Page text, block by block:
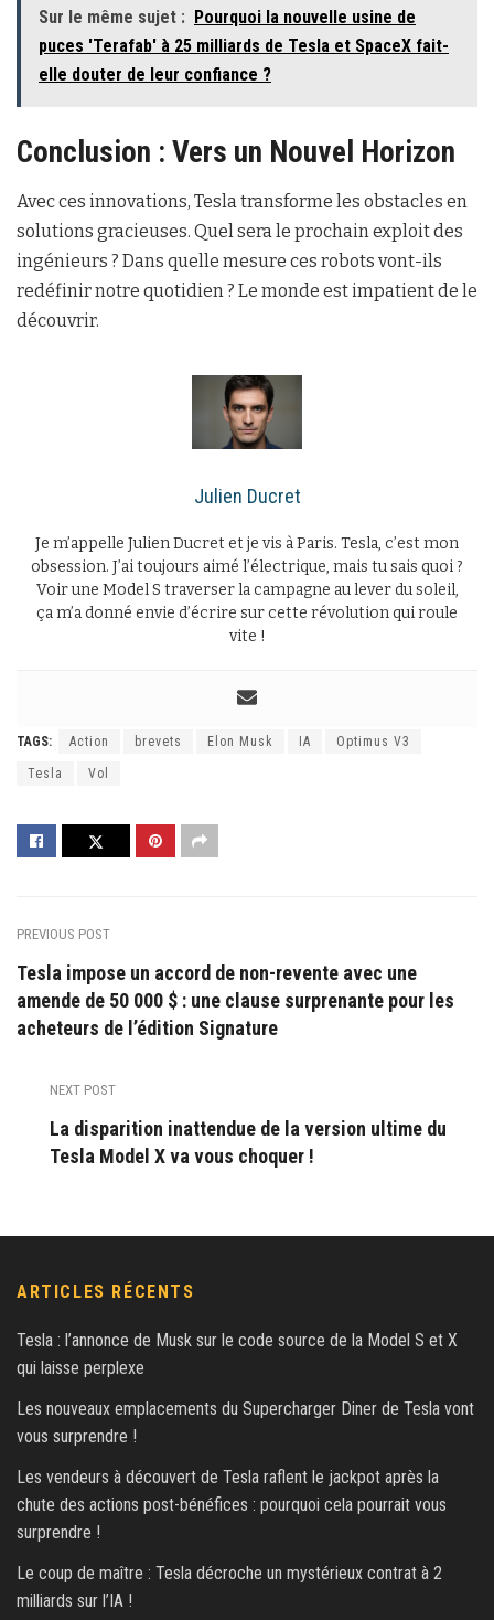
Sur le même sujet : Pourquoi la nouvelle usine de
puces 'Terafab' à 25 milliards de Tesla et SpaceX fait-
elle douter de leur confiance ?
Conclusion : Vers un Nouvel Horizon
Avec ces innovations, Tesla transforme les obstacles en
solutions gracieuses. Quel sera le prochain exploit des
ingénieurs ? Dans quelle mesure ces robots vont-ils
redéfinir notre quotidien ? Le monde est impatient de le
découvrir.
Julien Ducret
Je m’appelle Julien Ducret et je vis à Paris. Tesla, c’est mon
obsession. J’ai toujours aimé l’électrique, mais tu sais quoi ?
Voir une Model S traverser la campagne au lever du soleil,
ça m’a donné envie d’écrire sur cette révolution qui roule
vite !
TAGS: Action brevets Elon Musk IA Optimus V3
Tesla Vol
PREVIOUS POST
Tesla impose un accord de non-revente avec une
amende de 50 000 $ : une clause surprenante pour les
acheteurs de l’édition Signature
NEXT POST
La disparition inattendue de la version ultime du
Tesla Model X va vous choquer !
ARTICLES RÉCENTS
Tesla : l’annonce de Musk sur le code source de la Model S et X
qui laisse perplexe
Les nouveaux emplacements du Supercharger Diner de Tesla vont
vous surprendre !
Les vendeurs à découvert de Tesla raflent le jackpot après la
chute des actions post-bénéfices : pourquoi cela pourrait vous
surprendre !
Le coup de maître : Tesla décroche un mystérieux contrat à 2
milliards sur l’IA !